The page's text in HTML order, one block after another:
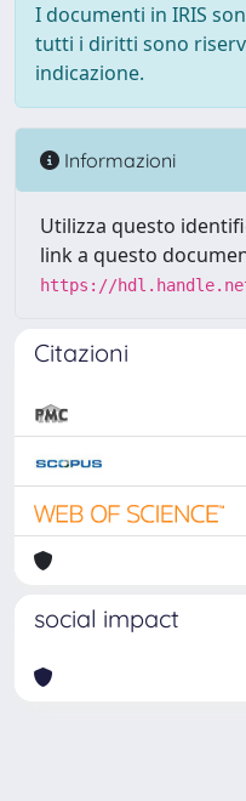
I documenti in IRIS
tutti i diritti sono
indicazione.
Informazioni
Utilizza questo
link a questo
https://
Citazioni
social impact